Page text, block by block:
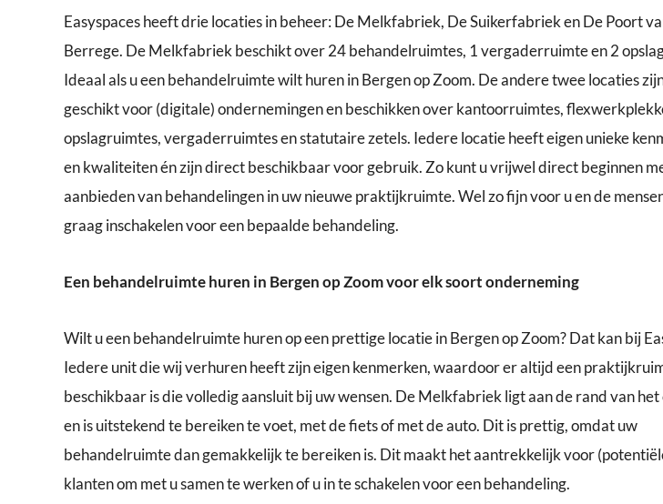
Easyspaces heeft drie locaties in beheer: De Melkfabriek, De Suikerfabriek en De Poort
Berrege. De Melkfabriek beschikt over 24 behandelruimtes, 1 vergaderruimte en 2
Ideaal als u een behandelruimte wilt huren in Bergen op Zoom. De andere twee locaties
geschikt voor (digitale) ondernemingen en beschikken over kantoorruimtes,
opslagruimtes, vergaderruimtes en statutaire zetels. Iedere locatie heeft eigen unieke
en kwaliteiten én zijn direct beschikbaar voor gebruik. Zo kunt u vrijwel direct beginnen
aanbieden van behandelingen in uw nieuwe praktijkruimte. Wel zo fijn voor u en de
graag inschakelen voor een bepaalde behandeling.
Een behandelruimte huren in Bergen op Zoom voor elk soort onderneming
Wilt u een behandelruimte huren op een prettige locatie in Bergen op Zoom? Dat kan bij
Iedere unit die wij verhuren heeft zijn eigen kenmerken, waardoor er altijd een
beschikbaar is die volledig aansluit bij uw wensen. De Melkfabriek ligt aan de rand van
en is uitstekend te bereiken te voet, met de fiets of met de auto. Dit is prettig, omdat uw
behandelruimte dan gemakkelijk te bereiken is. Dit maakt het aantrekkelijk voor
klanten om met u samen te werken of u in te schakelen voor een behandeling.